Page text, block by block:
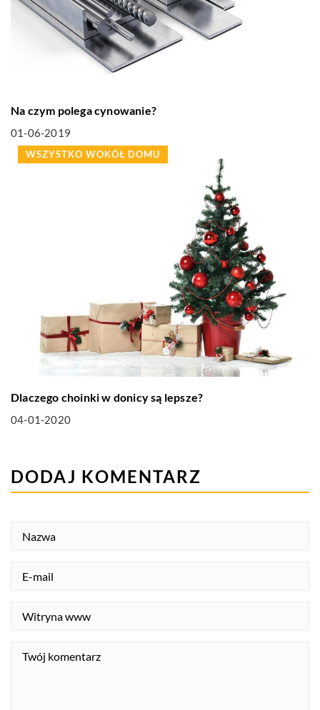
Na czym polega cynowanie?
01-06-2019
WSZYSTKO WOKÓŁ DOMU
Dlaczego choinki w donicy są lepsze?
04-01-2020
DODAJ KOMENTARZ